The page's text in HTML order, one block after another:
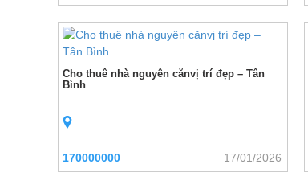
Cho thuê nhà nguyên cănvị trí đẹp – Tân
Bình
170000000 17/01/2026